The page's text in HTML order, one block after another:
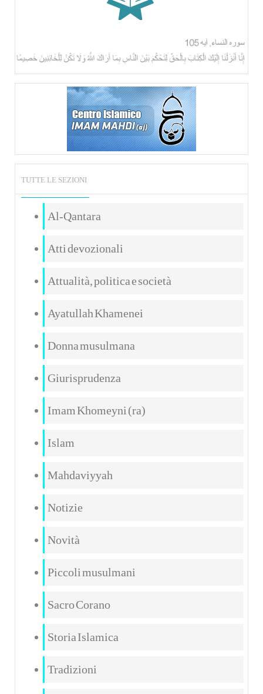
TUTTE LE SEZIONI
Al-Qantara
Atti devozionali
Attualità, politica e società
Ayatullah Khamenei
Donna musulmana
Giurisprudenza
Imam Khomeyni (ra)
Islam
Mahdaviyyah
Notizie
Novità
Piccoli musulmani
Sacro Corano
Storia Islamica
Tradizioni